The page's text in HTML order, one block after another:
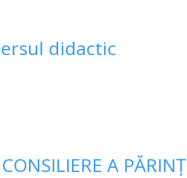
didactic
A